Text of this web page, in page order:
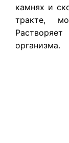
камнях и
тракте,
организма.